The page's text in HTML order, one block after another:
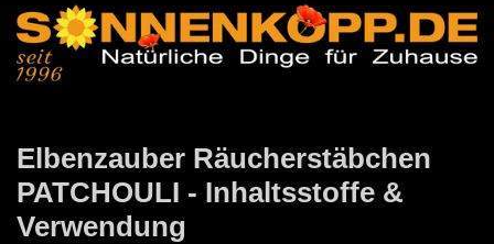
Elbenzauber Räucherstäbchen
PATCHOULI - Inhaltsstoffe &
Verwendung